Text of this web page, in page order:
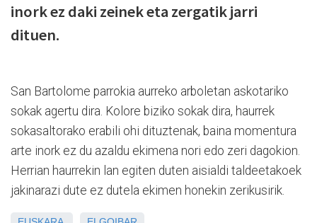
inork ez daki zeinek eta zergatik jarri
dituen.
San Bartolome parrokia aurreko arboletan askotariko
sokak agertu dira. Kolore biziko sokak dira, haurrek
sokasaltorako erabili ohi dituztenak, baina momentura
arte inork ez du azaldu ekimena nori edo zeri dagokion.
Herrian haurrekin lan egiten duten aisialdi taldeetakoek
jakinarazi dute ez dutela ekimen honekin zerikusirik.